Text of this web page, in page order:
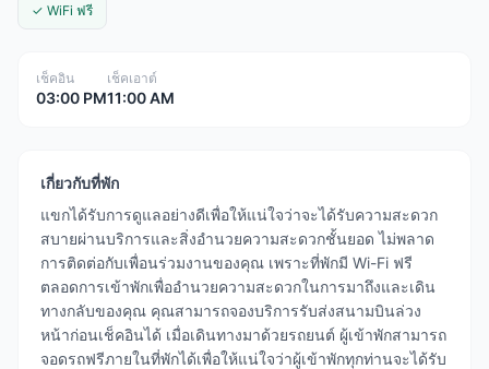
✓ WiFi ฟรี
เช็คอิน
03:00 PM
เช็คเอาต์
11:00 AM
เกี่ยวกับที่พัก
แขกได้รับการดูแลอย่างดีเพื่อให้แน่ใจว่าจะได้รับความสะดวก
สบายผ่านบริการและสิ่งอำนวยความสะดวกชั้นยอด ไม่พลาด
การติดต่อกับเพื่อนร่วมงานของคุณ เพราะที่พักมี Wi-Fi ฟรี
ตลอดการเข้าพักเพื่ออำนวยความสะดวกในการมาถึงและเดิน
ทางกลับของคุณ คุณสามารถจองบริการรับส่งสนามบินล่วง
หน้าก่อนเช็คอินได้ เมื่อเดินทางมาด้วยรถยนต์ ผู้เข้าพักสามารถ
จอดรถฟรีภายในที่พักได้เพื่อให้แน่ใจว่าผู้เข้าพักทุกท่านจะได้รับ